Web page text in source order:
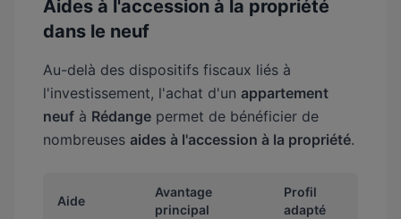
Aides à l'accession à la propriété
dans le neuf
Au-delà des dispositifs fiscaux liés à
l'investissement, l'achat d'un appartement
neuf à Rédange permet de bénéficier de
nombreuses aides à l'accession à la propriété.
Aide
Avantage
principal
Profil
adapté